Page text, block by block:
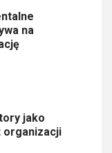
na
jako
organizacji